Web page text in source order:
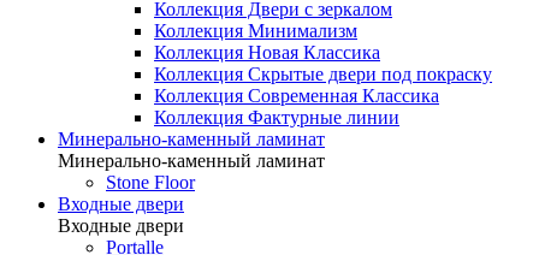
Коллекция Двери с зеркалом
Коллекция Минимализм
Коллекция Новая Классика
Коллекция Скрытые двери под покраску
Коллекция Современная Классика
Коллекция Фактурные линии
Минерально-каменный ламинат
Минерально-каменный ламинат
Stone Floor
Входные двери
Входные двери
Portalle